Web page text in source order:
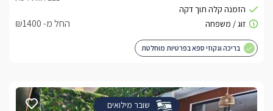
החל מ- ₪1400
בריכה וגקוזי ספא בפרטיות מוחלטת
שובר מילואים